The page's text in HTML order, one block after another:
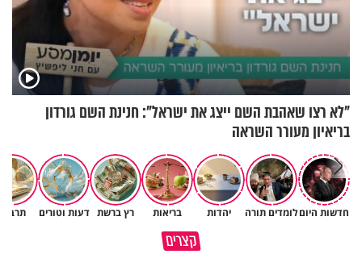
"לא רצו שאהבת השם ייצג את ישראל": חנינת השם גורדון
בריאיון מעורר השראה
חדשות היוםלומדים תורה יהדות בריאות רץ ברשת דעות וטורים
קצריםמדוע האמונה נמשלה למלח?
גם ׳הרע׳ זה הרחמים של בורא